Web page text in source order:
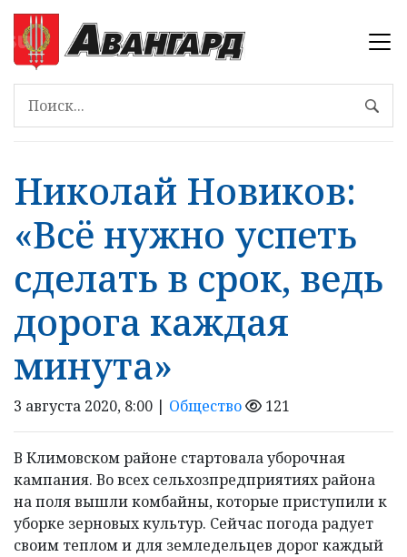
Николай Новиков:
«Всё нужно успеть
сделать в срок, ведь
дорога каждая
минута»
3 августа 2020, 8:00 | Общество 121
В Климовском районе стартовала уборочная
кампания. Во всех сельхозпредприятиях района
на поля вышли комбайны, которые приступили к
уборке зерновых культур. Сейчас погода радует
своим теплом и для земледельцев дорог каждый